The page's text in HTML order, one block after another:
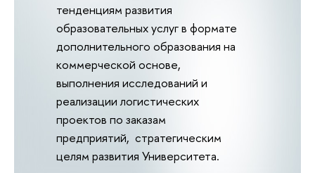
тенденциям развития
образовательных услуг в формате
дополнительного образования на
коммерческой основе,
выполнения исследований и
реализации логистических
проектов по заказам
предприятий, стратегическим
целям развития Университета.